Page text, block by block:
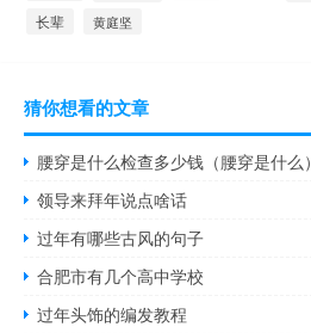
长辈 黄庭坚
猜你想看的文章
腰穿是什么检查多少钱（腰穿是什么）
领导来拜年说点啥话
过年有哪些古风的句子
合肥市有几个高中学校
过年头饰的编发教程